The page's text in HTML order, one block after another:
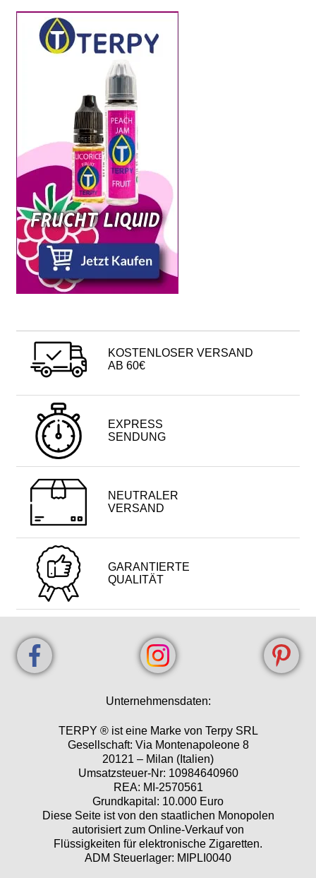
KOSTENLOSER VERSAND
AB 60€
EXPRESS
SENDUNG
NEUTRALER
VERSAND
GARANTIERTE
QUALITÄT
Unternehmensdaten:
TERPY ® ist eine Marke von Terpy SRL
Gesellschaft: Via Montenapoleone 8
20121 – Milan (Italien)
Umsatzsteuer-Nr: 10984640960
REA: MI-2570561
Grundkapital: 10.000 Euro
Diese Seite ist von den staatlichen Monopolen
autorisiert zum Online-Verkauf von
Flüssigkeiten für elektronische Zigaretten.
ADM Steuerlager: MIPLI0040